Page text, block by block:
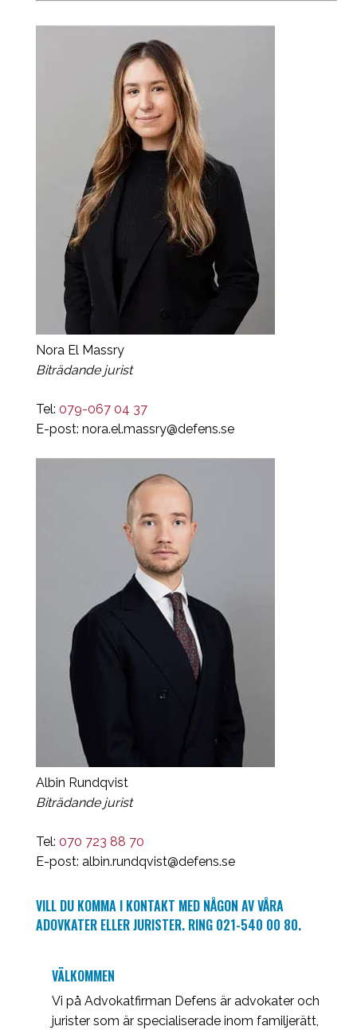
Nora El Massry
Biträdande jurist
Tel: 079-067 04 37
E-post:nora.el.massry@defens.se
Albin Rundqvist
Biträdande jurist
Tel: 070 723 88 70
E-post:albin.rundqvist@defens.se
VILL DU KOMMA I KONTAKT MED NÅGON AV VÅRA
ADOVKATER ELLER JURISTER. RING 021-540 00 80.
VÄLKOMMEN
Vi på Advokatfirman Defens är advokater och
jurister som är specialiserade inom familjerätt,